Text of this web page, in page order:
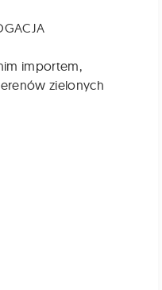
importem,
zielonych